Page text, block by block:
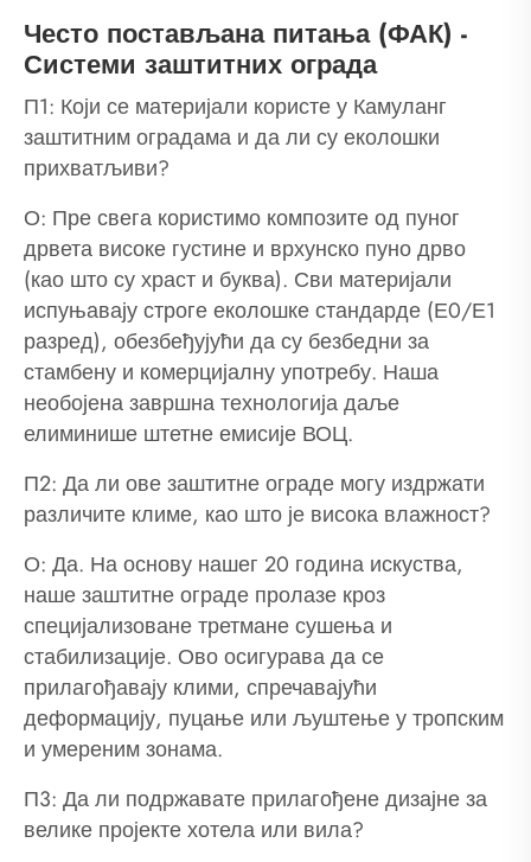
Често постављана питања (ФАК) -
Системи заштитних ограда
П1: Који се материјали користе у Камуланг
заштитним оградама и да ли су еколошки
прихватљиви?
О: Пре свега користимо композите од пуног
дрвета високе густине и врхунско пуно дрво
(као што су храст и буква). Сви материјали
испуњавају строге еколошке стандарде (Е0/Е1
разред), обезбеђујући да су безбедни за
стамбену и комерцијалну употребу. Наша
необојена завршна технологија даље
елиминише штетне емисије ВОЦ.
П2: Да ли ове заштитне ограде могу издржати
различите климе, као што је висока влажност?
О: Да. На основу нашег 20 година искуства,
наше заштитне ограде пролазе кроз
специјализоване третмане сушења и
стабилизације. Ово осигурава да се
прилагођавају клими, спречавајући
деформацију, пуцање или љуштење у тропским
и умереним зонама.
П3: Да ли подржавате прилагођене дизајне за
велике пројекте хотела или вила?